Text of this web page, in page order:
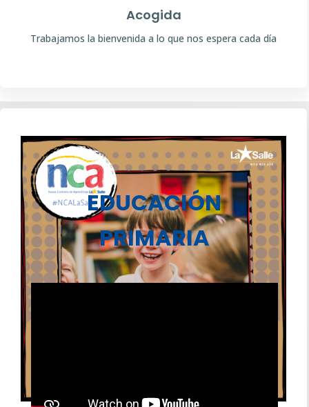
Acogida
Trabajamos la bienvenida a lo que nos espera cada día
EDUCACIÓN
PRIMARIA